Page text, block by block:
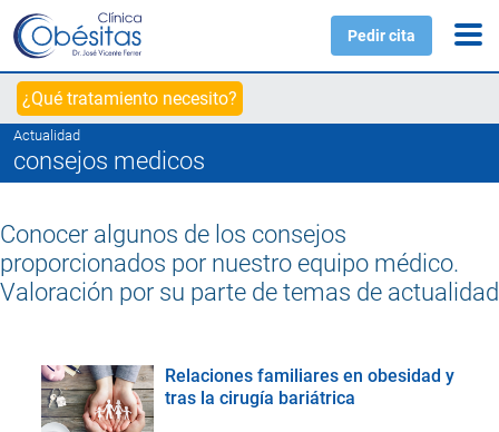
Pedir cita
¿Qué tratamiento necesito?
Actualidad
consejos medicos
Conocer algunos de los consejos
proporcionados por nuestro equipo médico.
Valoración por su parte de temas de actualidad
Relaciones familiares en obesidad y
tras la cirugía bariátrica